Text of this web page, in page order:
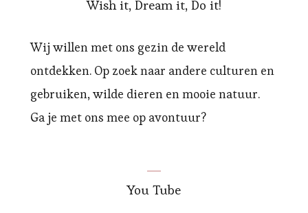
Wish it, Dream it, Do it!
Wij willen met ons gezin de wereld
ontdekken. Op zoek naar andere culturen en
gebruiken, wilde dieren en mooie natuur.
Ga je met ons mee op avontuur?
You Tube